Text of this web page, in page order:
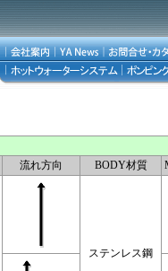
流れ方向 BODY材質
ステンレス鋼